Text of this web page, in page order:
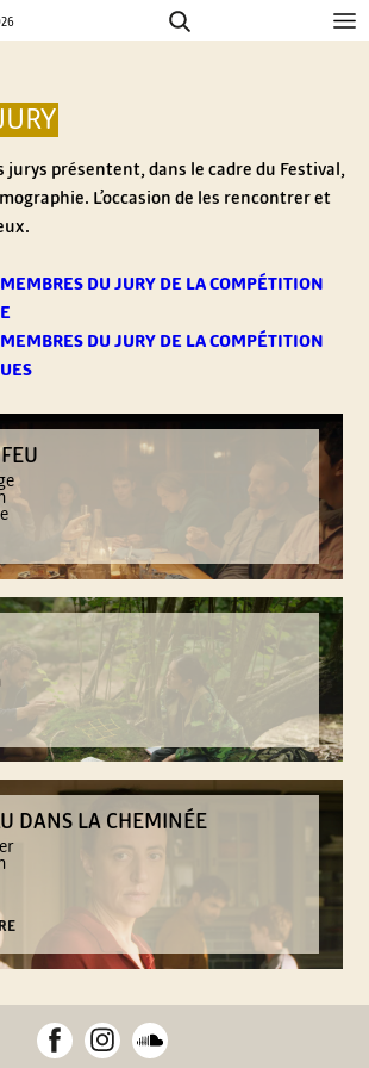
jurys présentent, dans le cadre du Festival,
L’occasion de les rencontrer et
DU JURY DE LA COMPÉTITION
DU JURY DE LA COMPÉTITION
DANS LA CHEMINÉE